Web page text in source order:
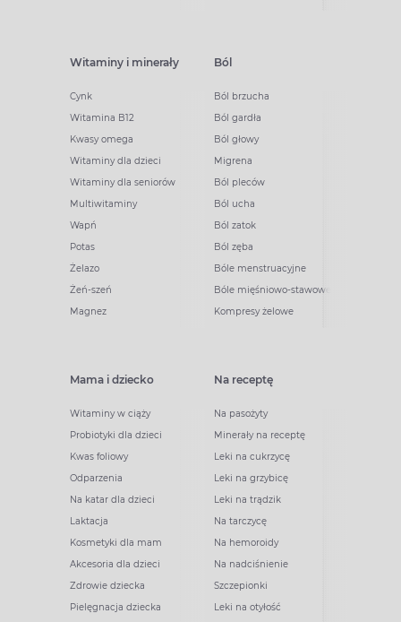
Witaminy i minerały
Cynk
Witamina B12
Kwasy omega
Witaminy dla dzieci
Witaminy dla seniorów
Multiwitaminy
Wapń
Potas
Żelazo
Żeń-szeń
Magnez
Ból
Ból brzucha
Ból gardła
Ból głowy
Migrena
Ból pleców
Ból ucha
Ból zatok
Ból zęba
Bóle menstruacyjne
Bóle mięśniowo-stawowe
Kompresy żelowe
Mama i dziecko
Witaminy w ciąży
Probiotyki dla dzieci
Kwas foliowy
Odparzenia
Na katar dla dzieci
Laktacja
Kosmetyki dla mam
Akcesoria dla dzieci
Zdrowie dziecka
Pielęgnacja dziecka
Na receptę
Na pasożyty
Minerały na receptę
Leki na cukrzycę
Leki na grzybicę
Leki na trądzik
Na tarczycę
Na hemoroidy
Na nadciśnienie
Szczepionki
Leki na otyłość